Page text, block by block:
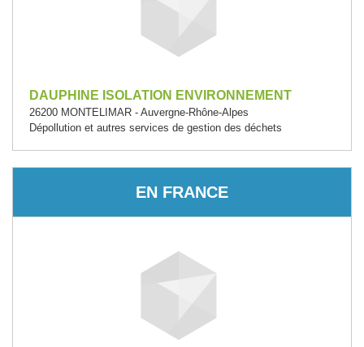
DAUPHINE ISOLATION ENVIRONNEMENT
26200 MONTELIMAR - Auvergne-Rhône-Alpes
Dépollution et autres services de gestion des déchets
EN FRANCE